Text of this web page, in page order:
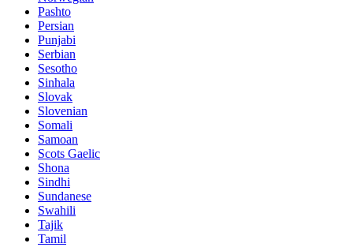
Pashto
Persian
Punjabi
Serbian
Sesotho
Sinhala
Slovak
Slovenian
Somali
Samoan
Scots Gaelic
Shona
Sindhi
Sundanese
Swahili
Tajik
Tamil